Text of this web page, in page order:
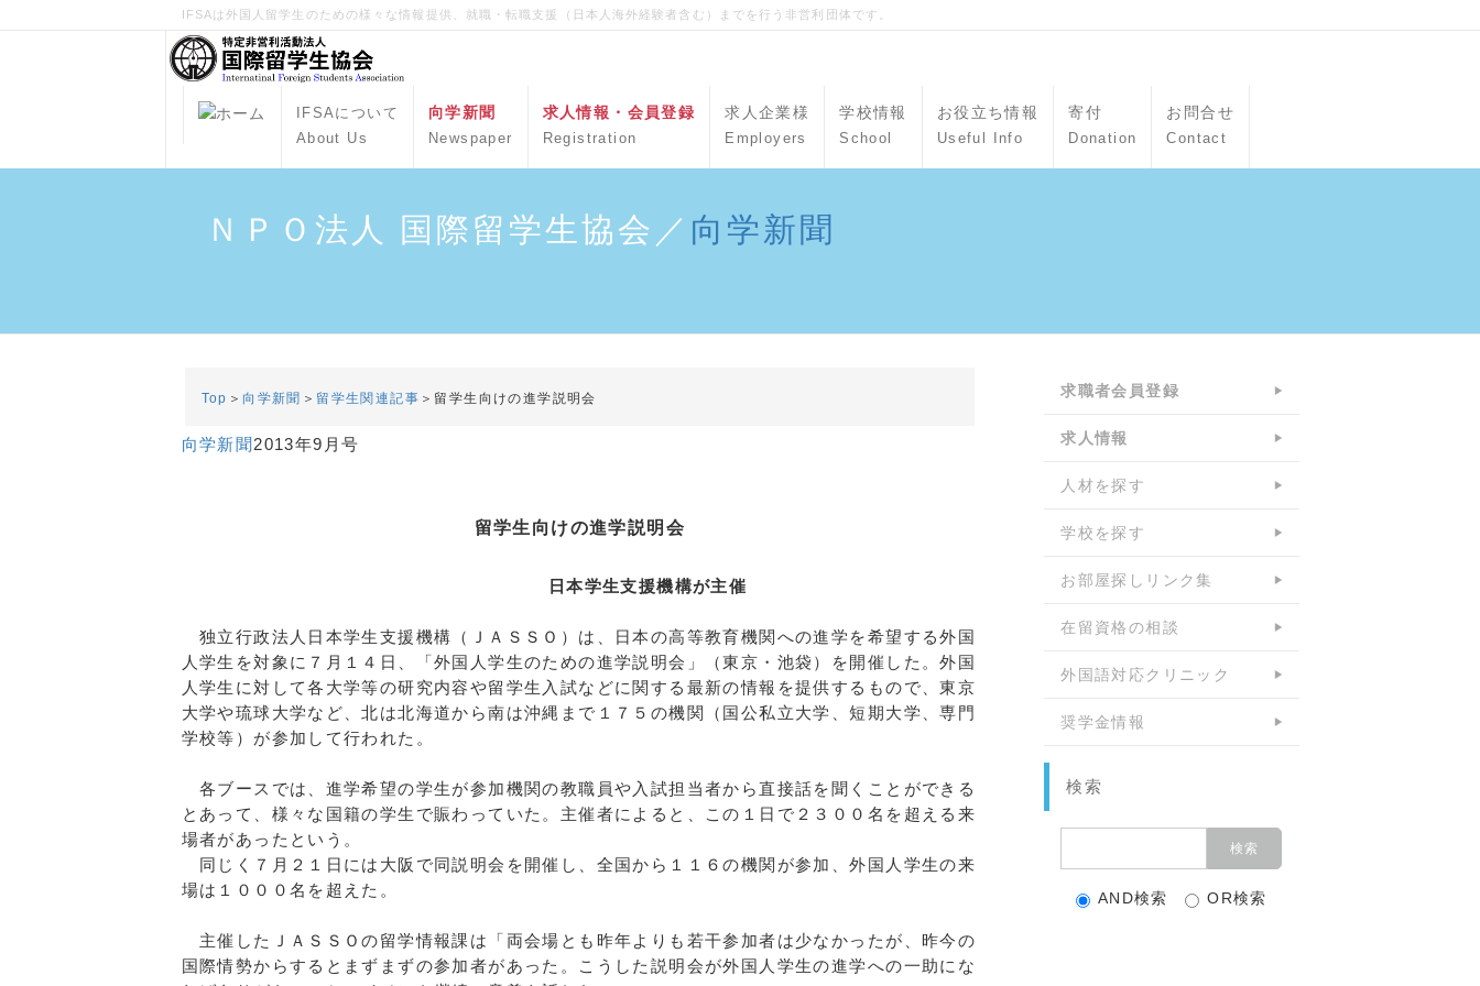
IFSAは外国人留学生のための様々な情報提供、就職・転職支援（日本人海外経験者含む）までを行う非営利団体です。
IFSAについて
About Us
向学新聞
Newspaper
求人情報・会員登録
Registration
求人企業様
Employers
学校情報
School
お役立ち情報
Useful Info
寄付
Donation
お問合せ
Contact
ＮＰＯ法人 国際留学生協会／ 向学新聞
Top ＞向学新聞 ＞ 留学生関連記事 ＞留学生向けの進学説明会
向学新聞2013年9月号
留学生向けの進学説明会
日本学生支援機構が主催
独立行政法人日本学生支援機構（ＪＡＳＳＯ）は、日本の高等教育機関への進学を希望する外国
人学生を対象に７月１４日、「外国人学生のための進学説明会」（東京・池袋）を開催した。外国
人学生に対して各大学等の研究内容や留学生入試などに関する最新の情報を提供するもので、東京
大学や琉球大学など、北は北海道から南は沖縄まで１７５の機関（国公私立大学、短期大学、専門
学校等）が参加して行われた。
各ブースでは、進学希望の学生が参加機関の教職員や入試担当者から直接話を聞くことができる
とあって、様々な国籍の学生で賑わっていた。主催者によると、この１日で２３００名を超える来
場者があったという。
同じく７月２１日には大阪で同説明会を開催し、全国から１１６の機関が参加、外国人学生の来
場は１０００名を超えた。
主催したＪＡＳＳＯの留学情報課は「両会場とも昨年よりも若干参加者は少なかったが、昨今の
国際情勢からするとまずまずの参加者があった。こうした説明会が外国人学生の進学への一助にな
求職者会員登録
求人情報
人材を探す
学校を探す
お部屋探しリンク集
在留資格の相談
外国語対応クリニック
奨学金情報
検索
AND検索 OR検索